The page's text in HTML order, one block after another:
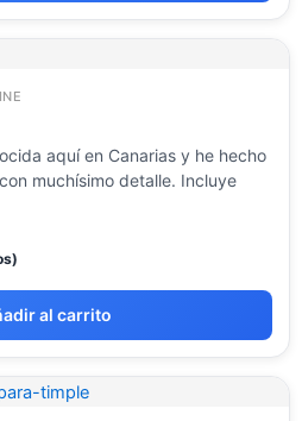
aquí en Canarias y he hecho
muchísimo detalle. Incluye
al carrito